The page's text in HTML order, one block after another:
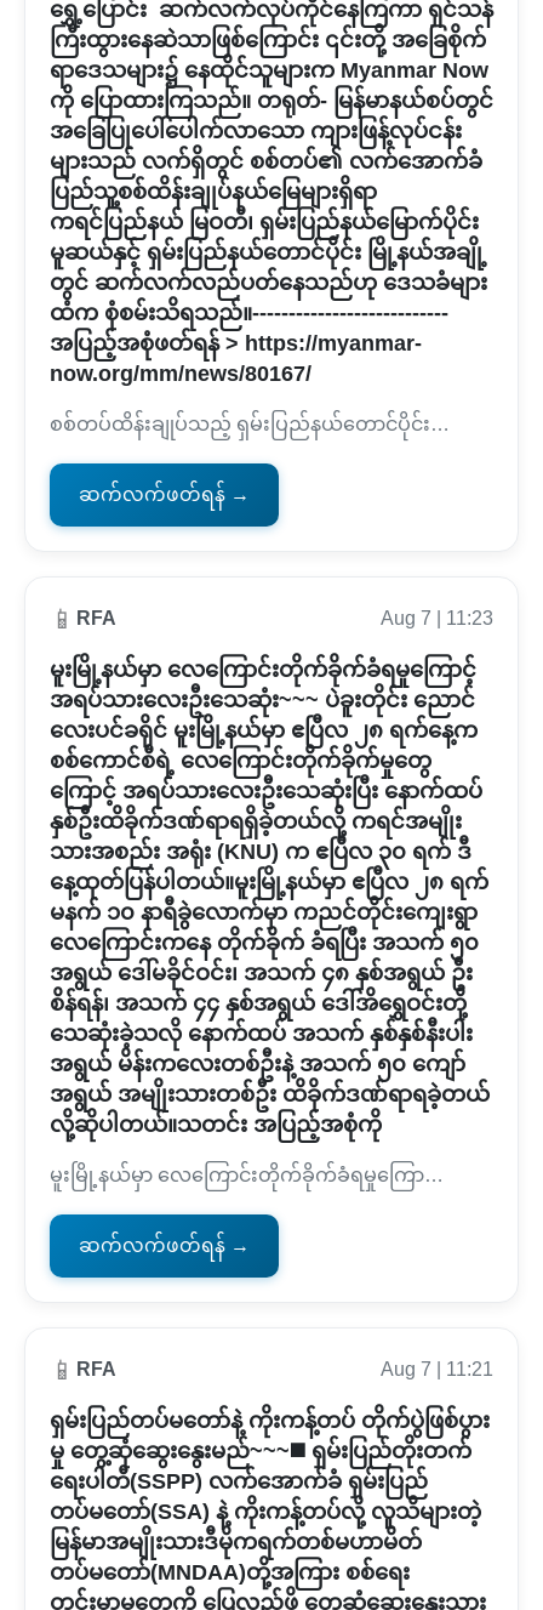
ရွှေ့ပြောင်း ဆက်လက်လုပ်ကိုင်နေကြကာ ရှင်သန်
ကြီးထွားနေဆဲသာဖြစ်ကြောင်း ၎င်းတို့ အခြေစိုက်
ရာဒေသများ၌ နေထိုင်သူများက Myanmar Now
ကို ပြောထားကြသည်။ တရုတ်- မြန်မာနယ်စပ်တွင်
အခြေပြုပေါ်ပေါက်လာသော ကျားဖြန့်လုပ်ငန်း
များသည် လက်ရှိတွင် စစ်တပ်၏ လက်အောက်ခံ
ပြည်သူ့စစ်ထိန်းချုပ်နယ်မြေများရှိရာ
ကရင်ပြည်နယ် မြဝတီ၊ ရှမ်းပြည်နယ်မြောက်ပိုင်း
မူဆယ်နှင့် ရှမ်းပြည်နယ်တောင်ပိုင်း မြို့နယ်အချို့
တွင် ဆက်လက်လည်ပတ်နေသည်ဟု ဒေသခံများ
ထံက စုံစမ်းသိရသည်။---------------------------
အပြည့်အစုံဖတ်ရန် > https://myanmar-
now.org/mm/news/80167/
စစ်တပ်ထိန်းချုပ်သည့် ရှမ်းပြည်နယ်တောင်ပိုင်း…
ဆက်လက်ဖတ်ရန် →
📱 RFA Aug 7 | 11:23
မူးမြို့နယ်မှာ လေကြောင်းတိုက်ခိုက်ခံရမှုကြောင့်
အရပ်သားလေးဦးသေဆုံး~~~ ပဲခူးတိုင်း ညောင်
လေးပင်ခရိုင် မူးမြို့နယ်မှာ ဧပြီလ ၂၈ ရက်နေ့က
စစ်ကောင်စီရဲ့ လေကြောင်းတိုက်ခိုက်မှုတွေ
ကြောင့် အရပ်သားလေးဦးသေဆုံးပြီး နောက်ထပ်
နှစ်ဦးထိခိုက်ဒဏ်ရာရရှိခဲ့တယ်လို့ ကရင်အမျိုး
သားအစည်း အရုံး (KNU) က ဧပြီလ ၃၀ ရက် ဒီ
နေ့ထုတ်ပြန်ပါတယ်။မူးမြို့နယ်မှာ ဧပြီလ ၂၈ ရက်
မနက် ၁၀ နာရီခွဲလောက်မှာ ကညင်တိုင်းကျေးရွာ
လေကြောင်းကနေ တိုက်ခိုက် ခံရပြီး အသက် ၅၀
အရွယ် ဒေါ်မခိုင်ဝင်း၊ အသက် ၄၈ နှစ်အရွယ် ဦး
စိန်ရန်၊ အသက် ၄၄ နှစ်အရွယ် ဒေါ်အိရွှေဝင်းတို့
သေဆုံးခဲ့သလို နောက်ထပ် အသက် နှစ်နှစ်နီးပါး
အရွယ် မိန်းကလေးတစ်ဦးနဲ့ အသက် ၅၀ ကျော်
အရွယ် အမျိုးသားတစ်ဦး ထိခိုက်ဒဏ်ရာရခဲ့တယ်
လို့ဆိုပါတယ်။သတင်း အပြည့်အစုံကို
မူးမြို့နယ်မှာ လေကြောင်းတိုက်ခိုက်ခံရမှုကြော…
ဆက်လက်ဖတ်ရန် →
📱 RFA Aug 7 | 11:21
ရှမ်းပြည်တပ်မတော်နဲ့ ကိုးကန့်တပ် တိုက်ပွဲဖြစ်ပွား
မှု တွေ့ဆုံဆွေးနွေးမည်~~~◼️ ရှမ်းပြည်တိုးတက်
ရေးပါတီ(SSPP) လက်အောက်ခံ ရှမ်းပြည်
တပ်မတော်(SSA) နဲ့ ကိုးကန့်တပ်လို့ လူသိများတဲ့
မြန်မာအမျိုးသားဒီမိုကရက်တစ်မဟာမိတ်
တပ်မတော်(MNDAA)တို့အကြား စစ်ရေး
တင်းမာမှုတွေကို ပြေလည်ဖို့ တွေ့ဆုံဆွေးနွေးသွား